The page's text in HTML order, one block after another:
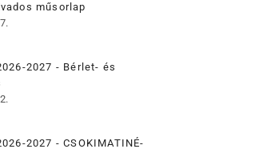
műsorlap
2027 - Bérlet- és
2027 - CSOKIMATINÉ-